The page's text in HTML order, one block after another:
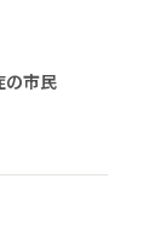
市民